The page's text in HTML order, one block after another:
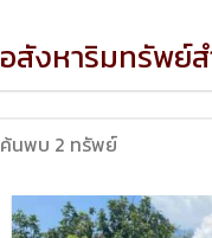
อสังหาริมทรัพย์
ค้นพบ 2 ทรัพย์